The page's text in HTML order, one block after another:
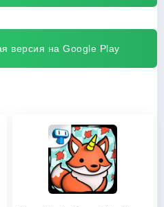
версия на Google Play